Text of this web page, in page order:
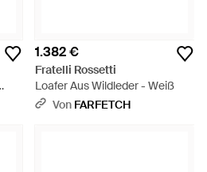
1.382 €
Fratelli Rossetti
Loafer Aus Wildleder - Weiß
Von FARFETCH